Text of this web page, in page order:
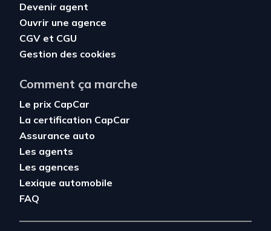
Devenir agent
Ouvrir une agence
CGV et CGU
Gestion des cookies
Comment ça marche
Le prix CapCar
La certification CapCar
Assurance auto
Les agents
Les agences
Lexique automobile
FAQ